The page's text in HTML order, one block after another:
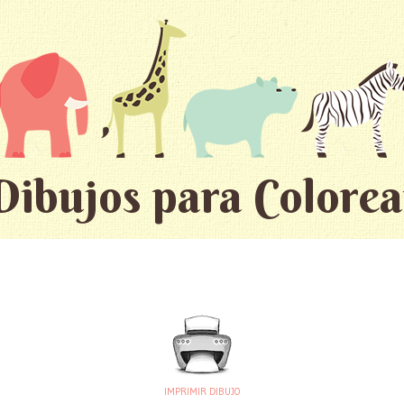
para
IMPRIMIR DIBUJO